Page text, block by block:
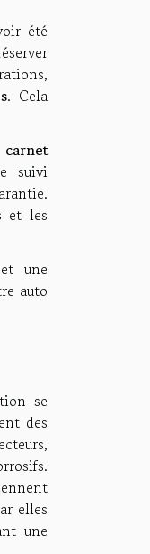
été
. Cela
carnet
suivi
et les
une
auto
se
des
elles
une